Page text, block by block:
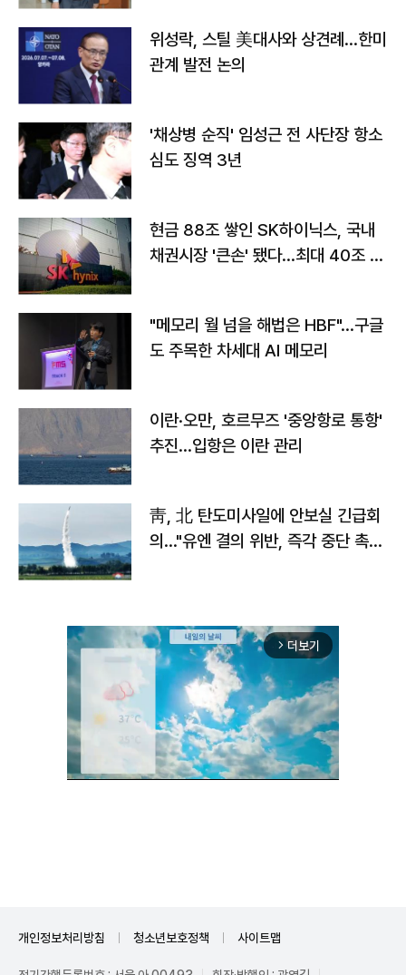
위성락, 스틸 美대사와 상견례…한미
관계 발전 논의
'채상병 순직' 임성근 전 사단장 항소
심도 징역 3년
현금 88조 쌓인 SK하이닉스, 국내
채권시장 '큰손' 됐다…최대 40조 투
"메모리 월 넘을 해법은 HBF"…구글
도 주목한 차세대 AI 메모리
이란·오만, 호르무즈 '중앙항로 통항'
추진…입항은 이란 관리
靑, 北 탄도미사일에 안보실 긴급회
의…"유엔 결의 위반, 즉각 중단 촉
arrow_forward_ios 더보기
개인정보처리방침 청소년보호정책 사이트맵